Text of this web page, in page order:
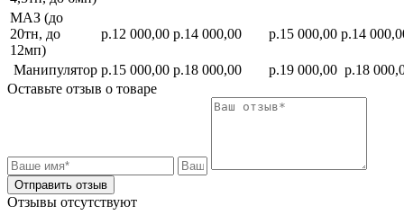
МАЗ (до
20тн, до
12мп)
р.12 000,00 р.14 000,00 р.15 000,00 р.14
Манипулятор р.15 000,00 р.18 000,00 р.19 000,00 р.18
Оставьте отзыв о товаре
Отправить отзыв
Отзывы отсутствуют